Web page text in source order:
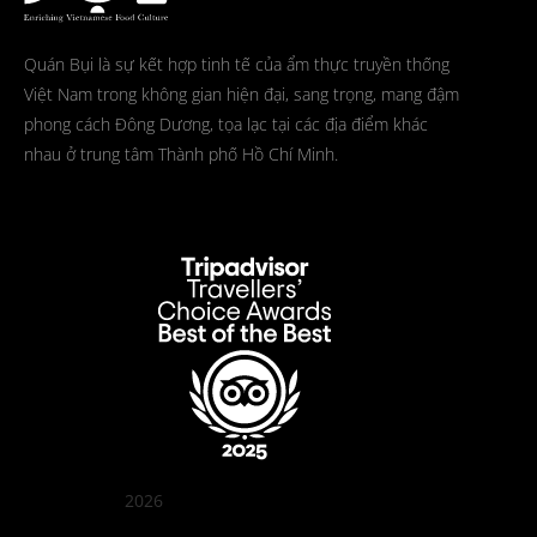
Quán Bụi là sự kết hợp tinh tế của ẩm thực truyền thống
Việt Nam trong không gian hiện đại, sang trọng, mang đậm
phong cách Đông Dương, tọa lạc tại các địa điểm khác
nhau ở trung tâm Thành phố Hồ Chí Minh.
2026